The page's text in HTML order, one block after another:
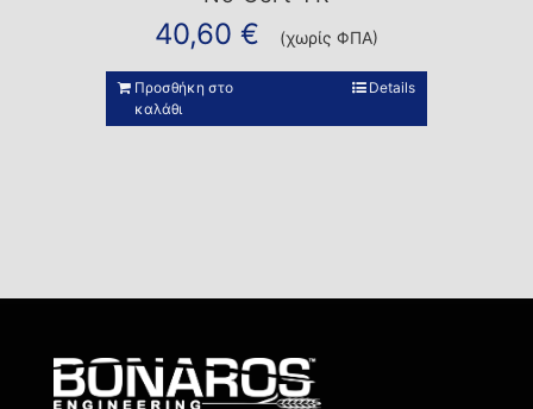
40,60 € (χωρίς ΦΠΑ)
Προσθήκη στο
καλάθι
Details